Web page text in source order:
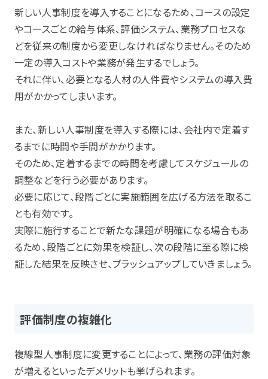
新しい人事制度を導入することになるため、コースの設定
やコースごとの給与体系、評価システム、業務プロセスな
どを従来の制度から変更しなければなりません。そのため
一定の導入コストや業務が発生するでしょう。
それに伴い、必要となる人材の人件費やシステムの導入費
用がかかってしまいます。
また、新しい人事制度を導入する際には、会社内で定着す
るまでに時間や手間がかかります。
そのため、定着するまでの時間を考慮してスケジュールの
調整などを行う必要があります。
必要に応じて、段階ごとに実施範囲を広げる方法を取るこ
とも有効です。
実際に施行することで新たな課題が明確になる場合もあ
るため、段階ごとに効果を検証し、次の段階に至る際に検
証した結果を反映させ、ブラッシュアップしていきましょう。
評価制度の複雑化
複線型人事制度に変更することによって、業務の評価対象
が増えるといったデメリットも挙げられます。